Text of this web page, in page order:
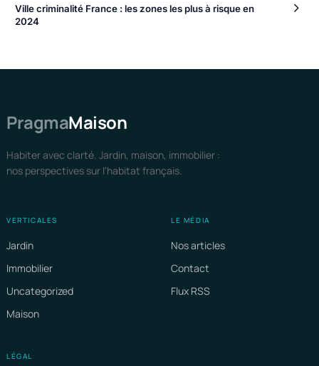
Ville criminalité France : les zones les plus à risque en
2024
PragmaMaison
Habiter avec clarté. Jardin, maison, immobilier :
nos perspectives sur l'habitat français.
VERTICALES
Jardin
Immobilier
Uncategorized
Maison
LE MÉDIA
Nos articles
Contact
Flux RSS
LÉGAL